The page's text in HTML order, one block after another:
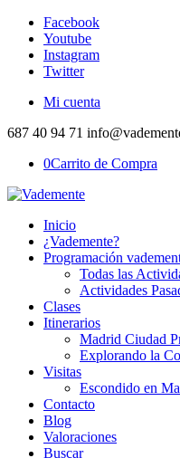
Facebook
Youtube
Instagram
Twitter
Mi cuenta
687 40 94 71
0Carrito de Compra
Inicio
¿Vademente?
Programación
Todas las
Actividades
Clases
Itinerarios
Madrid Ciudad
Explorando la
Visitas
Escondido en
Contacto
Blog
Valoraciones
Buscar